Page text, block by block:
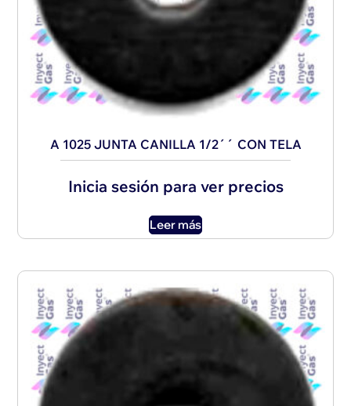
A 1025 JUNTA CANILLA 1/2´´ CON TELA
Inicia sesión para ver precios
Leer más